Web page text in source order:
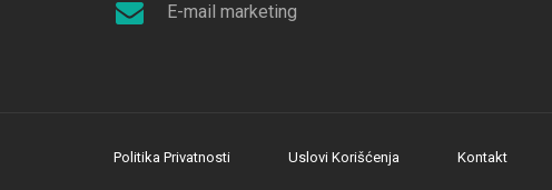
E-mail marketing
Politika Privatnosti Uslovi Korišćenja Kontakt